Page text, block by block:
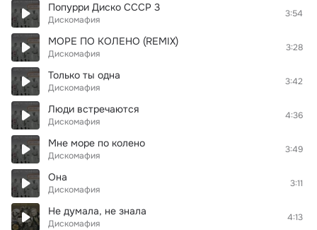
Попурри Диско СССР 3
Дискомафия
3:54
МОРЕ ПО КОЛЕНО (REMIX)
Дискомафия
3:28
Только ты одна
Дискомафия
3:42
Люди встречаются
Дискомафия
4:36
Мне море по колено
Дискомафия
3:49
Она
Дискомафия
3:11
Не думала, не знала
Дискомафия
4:13